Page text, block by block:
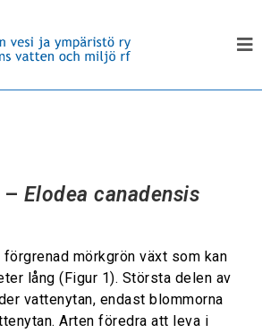
– Elodea canadensis
mörkgrön växt som kan
lång (Figur 1). Största delen av
vattenytan, endast blommorna
Arten föredra att leva i